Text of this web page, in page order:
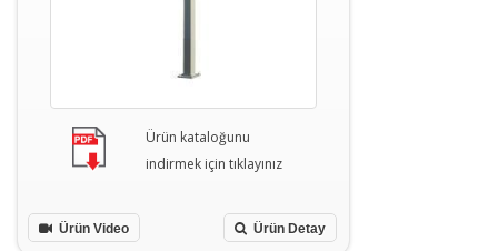
Ürün kataloğunu
indirmek için tıklayınız
Ürün Detay
Ürün Video